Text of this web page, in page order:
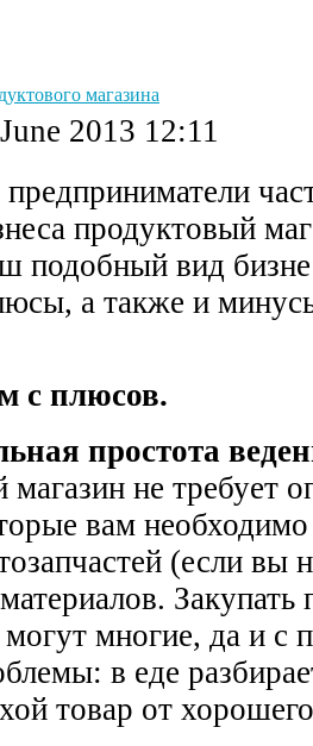
магазина
2013 12:11
продуктовый
подобный вид
а также и
с плюсов.
простота
не требует
вам
(если вы
могут многие, да и с
в еде
товар от